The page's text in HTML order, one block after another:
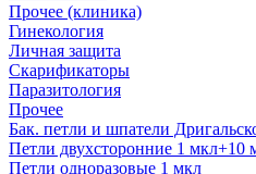
Прочее (клиника)
Гинекология
Личная защита
Скарификаторы
Паразитология
Прочее
Бак. петли и шпатели
Петли двухсторонние 1 мкл+10
Петли одноразовые 1 мкл